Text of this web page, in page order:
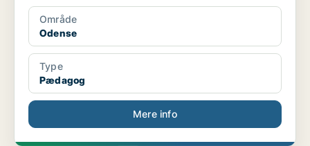
Område
Odense
Type
Pædagog
Mere info